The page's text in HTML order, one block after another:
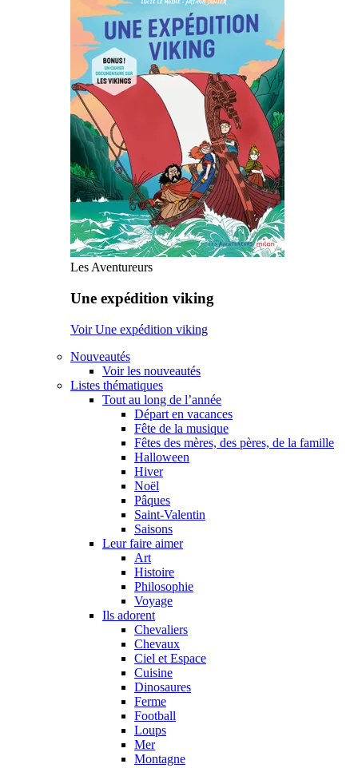
Les Aventureurs
Une expédition viking
Voir Une expédition viking
Nouveautés
Voir les nouveautés
Listes thématiques
Tout au long de l’année
Départ en vacances
Fête de la musique
Fêtes des mères, des pères, de la famille
Halloween
Hiver
Noël
Pâques
Saint-Valentin
Saisons
Leur faire aimer
Art
Histoire
Philosophie
Voyage
Ils adorent
Chevaliers
Chevaux
Ciel et Espace
Cuisine
Dinosaures
Ferme
Football
Loups
Mer
Montagne